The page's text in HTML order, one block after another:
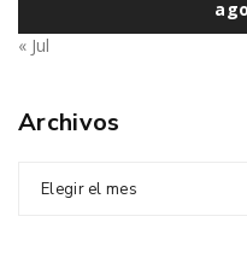
« Jul
Archivos
Elegir el mes